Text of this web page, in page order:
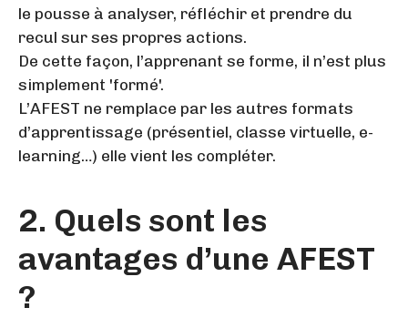
le pousse à analyser, réfléchir et prendre du
recul sur ses propres actions.
De cette façon, l’apprenant se forme, il n’est plus
simplement 'formé'.
L’AFEST ne remplace par les autres formats
d’apprentissage (présentiel, classe virtuelle, e-
learning…) elle vient les compléter.
2. Quels sont les
avantages d’une AFEST
?